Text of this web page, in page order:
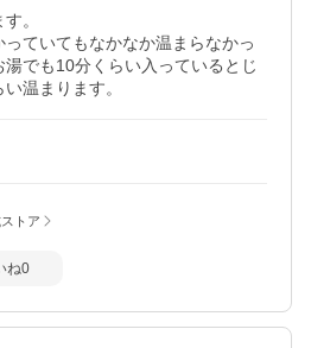
。
ていてもなかなか温まらなかっ
でも10分くらい入っているとじ
温まります。
トア
ね0